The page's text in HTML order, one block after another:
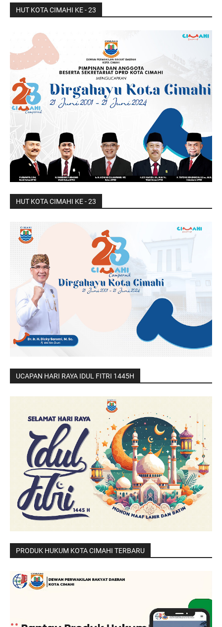
HUT KOTA CIMAHI KE - 23
HUT KOTA CIMAHI KE - 23
UCAPAN HARI RAYA IDUL FITRI 1445H
PRODUK HUKUM KOTA CIMAHI TERBARU